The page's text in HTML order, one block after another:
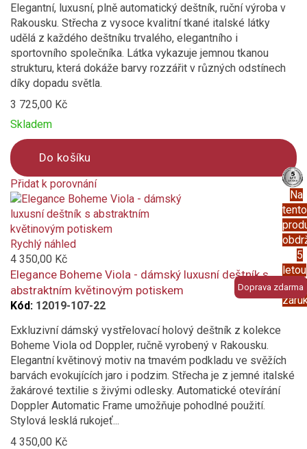
Na
tento
5
letou
Elegantní, luxusní, plně automatický deštník, ruční výroba v
Rakousku. Střecha z vysoce kvalitní tkané italské látky
udělá z každého deštníku trvalého, elegantního i
sportovního společníka. Látka vykazuje jemnou tkanou
strukturu, která dokáže barvy rozzářit v různých odstínech
díky dopadu světla.
3 725,00 Kč
Skladem
Do košíku
Přidat k porovnání
Product
is
added
to
compare
Doprava zdarma
Rychlý náhled
4 350,00 Kč
Elegance Boheme Viola - dámský luxusní deštník s
abstraktním květinovým potiskem
Kód: 12019-107-22
Exkluzivní dámský vystřelovací holový deštník z kolekce
Boheme Viola od Doppler, ručně vyrobený v Rakousku.
Elegantní květinový motiv na tmavém podkladu ve svěžích
barvách evokujících jaro i podzim. Střecha je z jemné italské
žakárové textilie s živými odlesky. Automatické otevírání
Doppler Automatic Frame umožňuje pohodlné použití.
Stylová lesklá rukojeť...
4 350,00 Kč